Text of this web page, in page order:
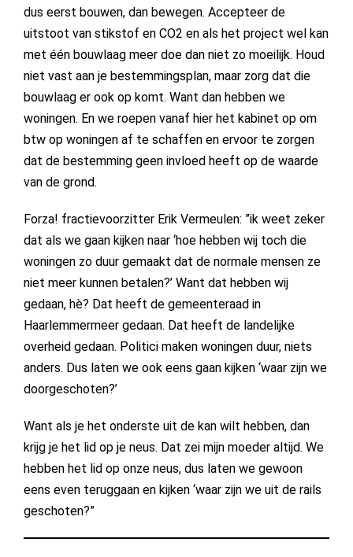
dus eerst bouwen, dan bewegen. Accepteer de
uitstoot van stikstof en CO2 en als het project wel kan
met één bouwlaag meer doe dan niet zo moeilijk. Houd
niet vast aan je bestemmingsplan, maar zorg dat die
bouwlaag er ook op komt. Want dan hebben we
woningen. En we roepen vanaf hier het kabinet op om
btw op woningen af te schaffen en ervoor te zorgen
dat de bestemming geen invloed heeft op de waarde
van de grond.
Forza! fractievoorzitter Erik Vermeulen: ”ik weet zeker
dat als we gaan kijken naar ‘hoe hebben wij toch die
woningen zo duur gemaakt dat de normale mensen ze
niet meer kunnen betalen?’ Want dat hebben wij
gedaan, hè? Dat heeft de gemeenteraad in
Haarlemmermeer gedaan. Dat heeft de landelijke
overheid gedaan. Politici maken woningen duur, niets
anders. Dus laten we ook eens gaan kijken ‘waar zijn we
doorgeschoten?’
Want als je het onderste uit de kan wilt hebben, dan
krijg je het lid op je neus. Dat zei mijn moeder altijd. We
hebben het lid op onze neus, dus laten we gewoon
eens even teruggaan en kijken ‘waar zijn we uit de rails
geschoten?”